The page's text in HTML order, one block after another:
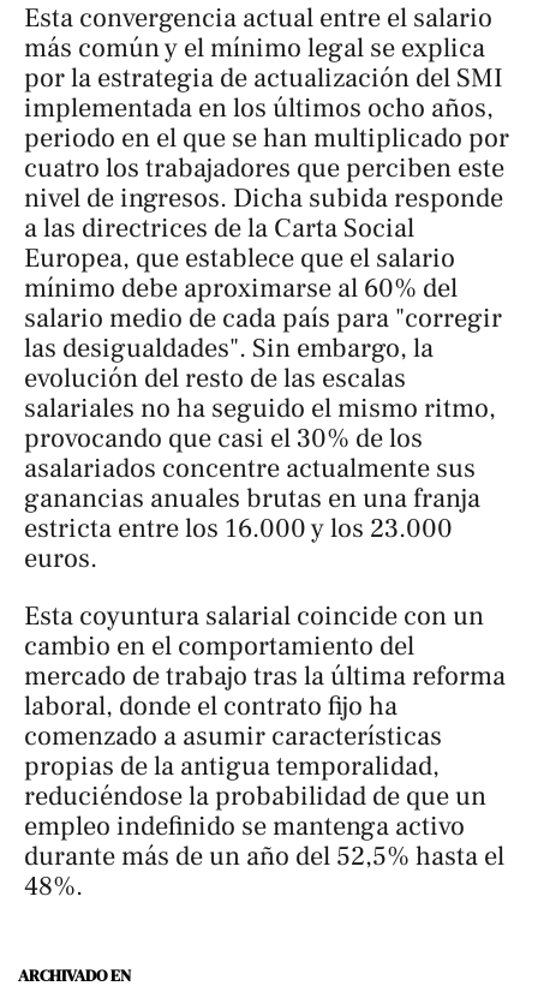
Esta convergencia actual entre el salario
más común y el mínimo legal se explica
por la estrategia de actualización del SMI
implementada en los últimos ocho años,
periodo en el que se han multiplicado por
cuatro los trabajadores que perciben este
nivel de ingresos. Dicha subida responde
a las directrices de la Carta Social
Europea, que establece que el salario
mínimo debe aproximarse al 60% del
salario medio de cada país para "corregir
las desigualdades". Sin embargo, la
evolución del resto de las escalas
salariales no ha seguido el mismo ritmo,
provocando que casi el 30% de los
asalariados concentre actualmente sus
ganancias anuales brutas en una franja
estricta entre los 16.000 y los 23.000
euros.
Esta coyuntura salarial coincide con un
cambio en el comportamiento del
mercado de trabajo tras la última reforma
laboral, donde el contrato fijo ha
comenzado a asumir características
propias de la antigua temporalidad,
reduciéndose la probabilidad de que un
empleo indefinido se mantenga activo
durante más de un año del 52,5% hasta el
48%.
ARCHIVADO EN